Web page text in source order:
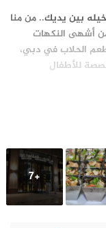
بين يديك.. من منا
أشهى النكهات
الحلاب في دبي،
للأطفال
+7